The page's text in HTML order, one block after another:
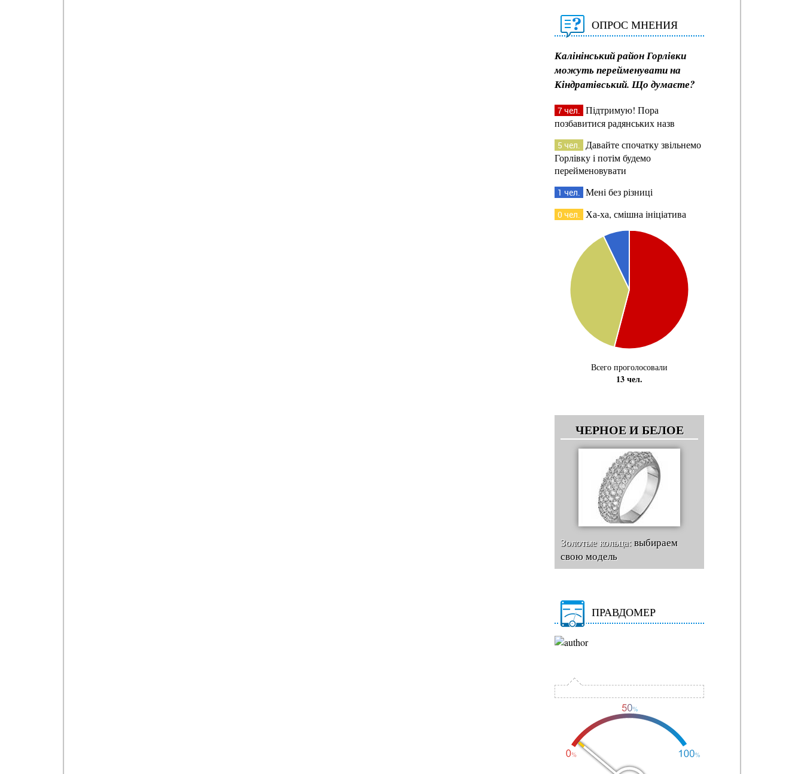
ОПРОС МНЕНИЯ
Калінінський район Горлівки
можуть перейменувати на
Кіндратівський. Що думаєте?
7 чел. Підтримую! Пора
позбавитися радянських назв
5 чел. Давайте спочатку звільнемо
Горлівку і потім будемо
перейменовувати
1 чел. Мені без різниці
0 чел. Ха-ха, смішна ініціатива
Всего проголосовали
13 чел.
ЧЕРНОЕ И БЕЛОЕ
Золотые кольца:выбираем
свою модель
ПРАВДОМЕР